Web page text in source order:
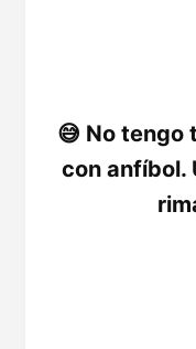
No tengo
con anfíbol.